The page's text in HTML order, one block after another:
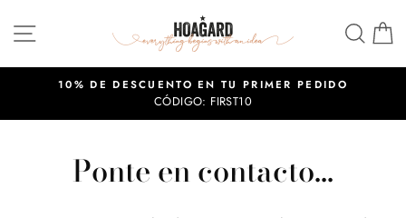
directamente
contenido
Navegación
diapositivas
10% DE DESCUENTO EN TU PRIMER PEDIDO
CÓDIGO: FIRST10
Ponte en contacto...